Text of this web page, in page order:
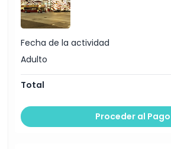
Fecha de la actividad
Adulto
Total
Proceder al Pago